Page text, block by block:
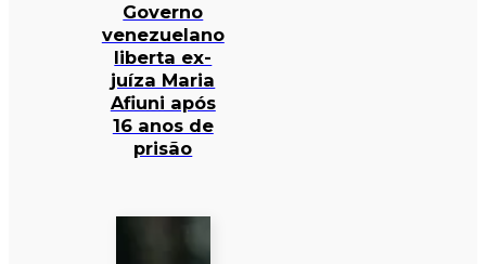
Governo
venezuelano
liberta ex-
juíza Maria
Afiuni após
16 anos de
prisão